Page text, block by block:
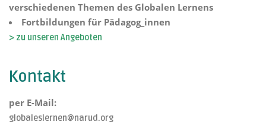
verschiedenen Themen des Globalen Lernens
Fortbildungen für Pädagog_innen
> zu unseren Angeboten
Kontakt
per E-Mail:
globaleslernen@narud.org